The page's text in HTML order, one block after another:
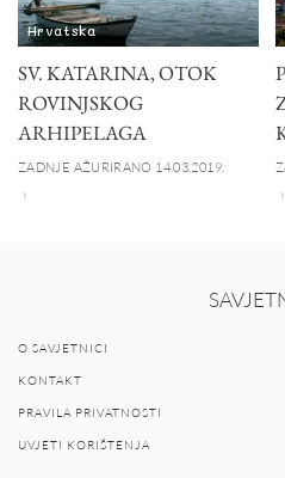
Hrvatska
SV. KATARINA, OTOK
ROVINJSKOG
ARHIPELAGA
ZADNJE AŽURIRANO 14.03.2019.
O SAVJETNICI
KONTAKT
PRAVILA PRIVATNOSTI
UVJETI KORIŠTENJA